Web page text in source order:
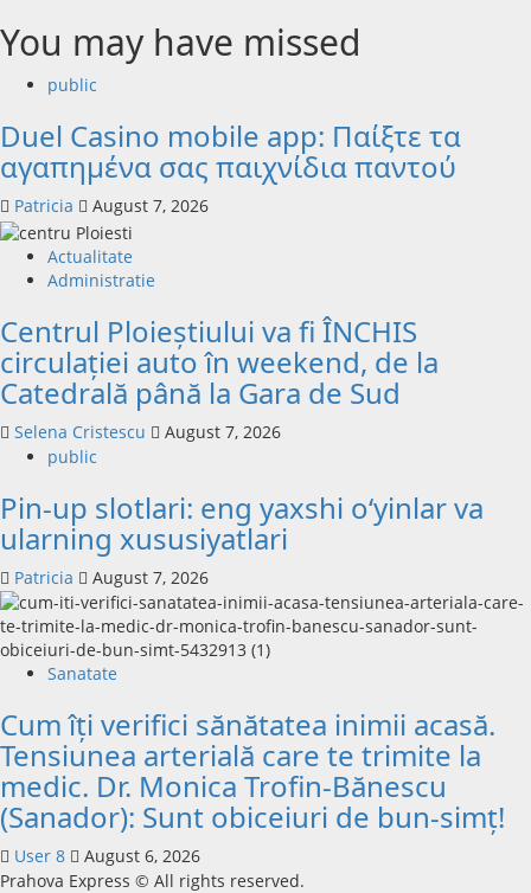
You may have missed
public
Duel Casino mobile app: Παίξτε τα
αγαπημένα σας παιχνίδια παντού
Patricia August 7, 2026
Actualitate
Administratie
Centrul Ploieștiului va fi ÎNCHIS
circulației auto în weekend, de la
Catedrală până la Gara de Sud
Selena Cristescu
August 7, 2026
public
Pin-up slotlari: eng yaxshi o‘yinlar va
ularning xususiyatlari
Patricia August 7, 2026
Sanatate
Cum îți verifici sănătatea inimii acasă.
Tensiunea arterială care te trimite la
medic. Dr. Monica Trofin-Bănescu
(Sanador): Sunt obiceiuri de bun-simț!
User 8
August 6, 2026
Prahova Express © All rights reserved.